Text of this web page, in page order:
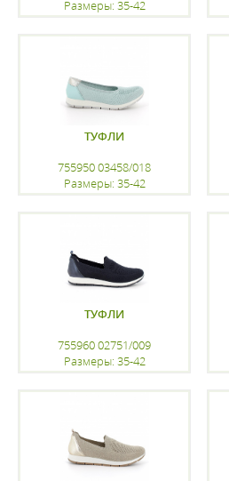
Размеры: 35-42
ТУФЛИ
755950 03458/018
Размеры: 35-42
ТУФЛИ
755960 02751/009
Размеры: 35-42